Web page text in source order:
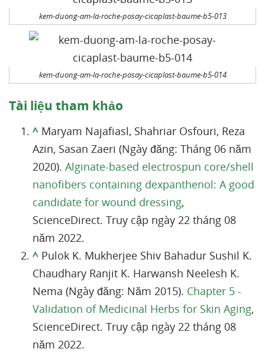
kem-duong-am-la-roche-posay-cicaplast-baume-b5-013
kem-duong-am-la-roche-posay-cicaplast-baume-b5-014
Tài liệu tham khảo
^ Maryam Najafiasl, Shahriar Osfouri, Reza
Azin, Sasan Zaeri (Ngày đăng: Tháng 06 năm
2020). Alginate-based electrospun core/shell
nanofibers containing dexpanthenol: A good
candidate for wound dressing,
ScienceDirect. Truy cập ngày 22 tháng 08
năm 2022.
^ Pulok K. Mukherjee Shiv Bahadur Sushil K.
Chaudhary Ranjit K. Harwansh Neelesh K.
Nema (Ngày đăng: Năm 2015). Chapter 5 -
Validation of Medicinal Herbs for Skin Aging,
ScienceDirect. Truy cập ngày 22 tháng 08
năm 2022.